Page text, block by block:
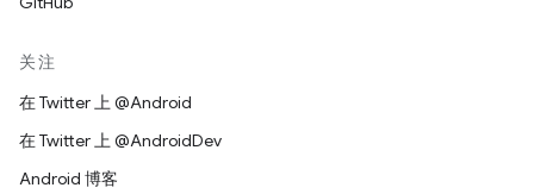
关注
在 Twitter 上 @Android
在 Twitter 上 @AndroidDev
Android 博客